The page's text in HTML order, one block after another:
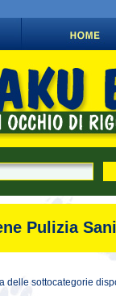
Pulizia
delle sottocategorie